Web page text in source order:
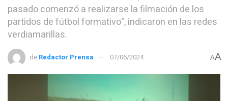
pasado comenzó a realizarse la filmación de los
partidos de fútbol formativo", indicaron en las redes
verdiamarillas.
de Redactor Prensa 07/06/2024 AA